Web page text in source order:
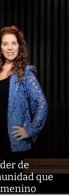
de
que